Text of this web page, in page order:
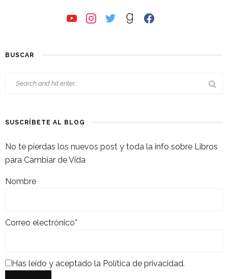
youtubeinstagramtwittergoodreadsfacebook
BUSCAR
SUSCRÍBETE AL BLOG
No te pierdas los nuevos post y toda la info sobre Libros
para Cambiar de Vida
Nombre
Correo electrónico*
Has leído y aceptado la Política de privacidad.